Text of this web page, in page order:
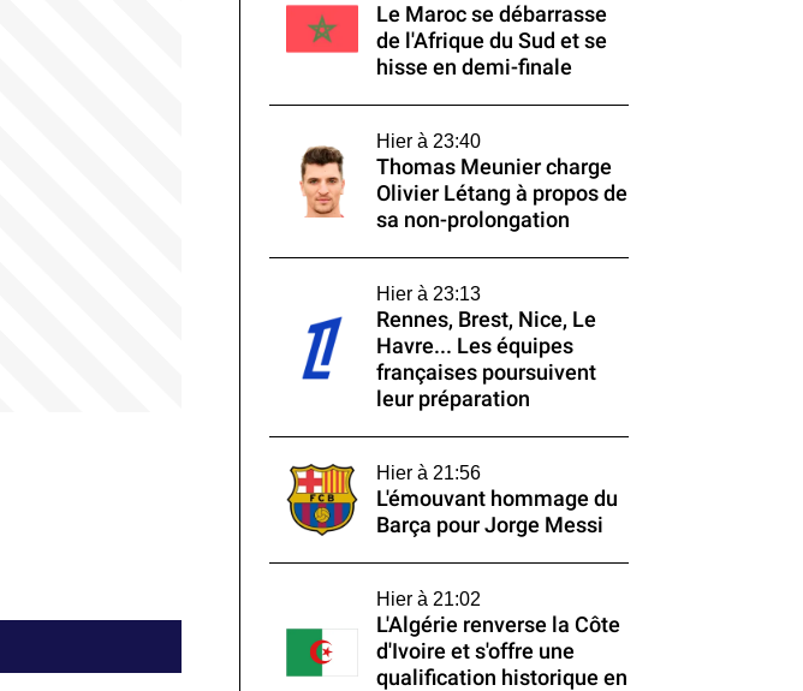
Le Maroc se débarrasse
de l'Afrique du Sud et se
hisse en demi-finale
Hier à 23:40
Thomas Meunier charge
Olivier Létang à propos de
sa non-prolongation
Hier à 23:13
Rennes, Brest, Nice, Le
Havre... Les équipes
françaises poursuivent
leur préparation
Hier à 21:56
L'émouvant hommage du
Barça pour Jorge Messi
Hier à 21:02
L'Algérie renverse la Côte
d'Ivoire et s'offre une
qualification historique en